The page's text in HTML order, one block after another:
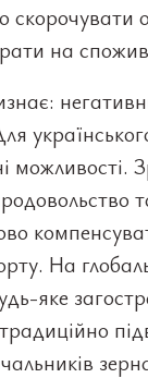
скорочувати
на
можливості.
На
яке